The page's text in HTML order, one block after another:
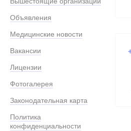
Объявления
Медицинские новости
Вакансии
Лицензии
Фотогалерея
Законодательная карта
Политика
конфиденциальности